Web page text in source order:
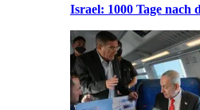
Israel: 1000 Tage nach